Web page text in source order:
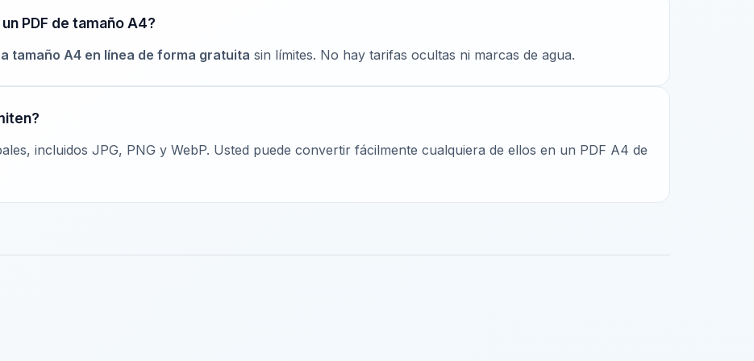
PDF de tamaño A4?
tamaño A4 en línea de forma gratuita sin límites. No hay tarifas ocultas ni marcas de agua.
incluidos JPG, PNG y WebP. Usted puede convertir fácilmente cualquiera de ellos en un PDF A4 de